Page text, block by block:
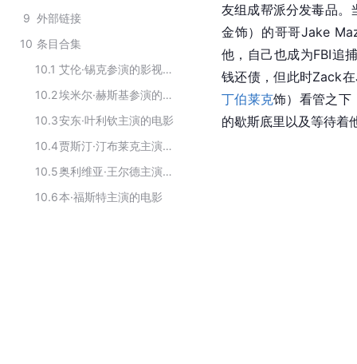
9 外部链接
10 条目合集
10.1
艾伦·锡克参演的影视作品
10.2
埃米尔·赫斯基参演的电影作品
10.3安东·叶利钦主演的电影
10.4
贾斯汀·汀布莱克主演的电影
10.5
奥利维亚·王尔德主演的电影
10.6本·福斯特主演的电影
友组成帮派分发毒品
金饰）的哥哥Jake
他，自己也成为FBI追
钱还债，但此时Zack
丁伯莱克饰）看管之下
的歇斯底里以及等待着